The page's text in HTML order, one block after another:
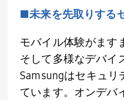
■未来を先取りする
モバイル体験がます
そして多様なデバイ
Samsungはセキュリ
ています。オンデバ